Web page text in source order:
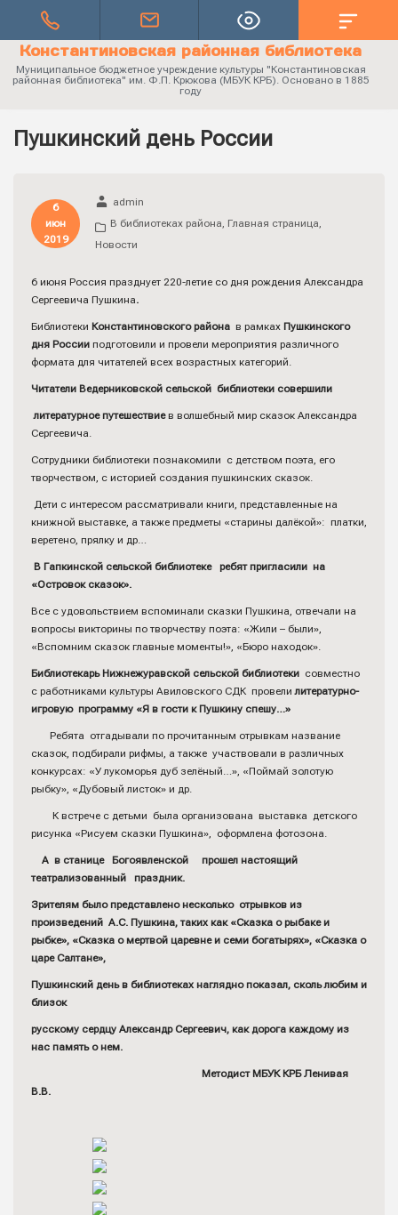
Константиновская районная библиотека
Муниципальное бюджетное учреждение культуры "Константиновская
районная библиотека" им. Ф.П. Крюкова (МБУК КРБ). Основано в 1885
году
Пушкинский день России
6
июн
2019
admin
В библиотеках района, Главная страница,
Новости
6 июня Россия празднует 220-летие со дня рождения Александра
Сергеевича Пушкина.
Библиотеки Константиновского района в рамках Пушкинского
дня России подготовили и провели мероприятия различного
формата для читателей всех возрастных категорий.
Читатели Ведерниковской сельской библиотеки совершили
литературное путешествиев волшебный мир сказок Александра
Сергеевича.
Сотрудники библиотеки познакомили c детством поэта, его
творчеством, с историей создания пушкинских сказок.
Дети с интересом рассматривали книги, представленные на
книжной выставке, а также предметы «старины далёкой»: платки,
веретено, прялку и др…
В Гапкинской сельской библиотеке ребят пригласили на
«Островок сказок».
Все с удовольствием вспоминали сказки Пушкина, отвечали на
вопросы викторины по творчеству поэта: «Жили – были»,
«Вспомним сказок главные моменты!», «Бюро находок».
Библиотекарь Нижнежуравской сельской библиотеки совместно
с работниками культуры Авиловского СДК провелилитературно-
игровую программу «Я в гости к Пушкину спешу…»
Ребята отгадывали по прочитанным отрывкам название
сказок, подбирали рифмы, а также участвовали в различных
конкурсах: «У лукоморья дуб зелёный…», «Поймай золотую
рыбку», «Дубовый листок» и др.
К встрече с детьми была организована выставка детского
рисунка «Рисуем сказки Пушкина», оформлена фотозона.
А в станице Богоявленской прошел настоящий
театрализованный праздник.
Зрителям было представлено несколько отрывков из
произведений А.С. Пушкина, таких как «Сказка о рыбаке и
рыбке», «Сказка о мертвой царевне и семи богатырях», «Сказка о
царе Салтане»,
Пушкинский день в библиотеках наглядно показал, сколь любим и
близок
русскому сердцу Александр Сергеевич, как дорога каждому из
нас память о нем.
Методист МБУК КРБ Ленивая
В.В.